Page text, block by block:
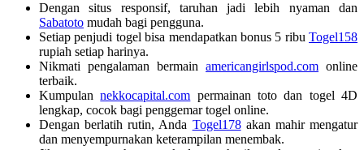
Dengan situs responsif, taruhan jadi lebih nyaman dan
Sabatoto mudah bagi pengguna.
Setiap penjudi togel bisa mendapatkan bonus 5 ribu Togel158
rupiah setiap harinya.
Nikmati pengalaman bermain americangirlspod.com online
terbaik.
Kumpulannekkocapital.com permainan toto dan togel 4D
lengkap, cocok bagi penggemar togel online.
Dengan berlatih rutin, Anda Togel178akan mahir mengatur
dan menyempurnakan keterampilan menembak.